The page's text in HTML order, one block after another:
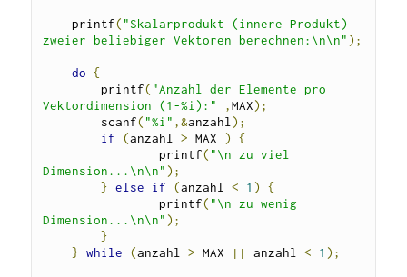
    printf
( "Skalarprodukt (innere Produkt)
zweier beliebiger Vektoren berechnen:\n\n" );
do {
    	printf
( "Anzahl der Elemente pro
Vektordimension (1-%i):"
,MAX);
        scanf
( "%i" ,&anzahl);
if
(anzahl > MAX )
{
        	printf
( "\n zu viel
Dimension...\n\n" );
} else if (anzahl < 1 )
{
        	printf
( "\n zu wenig
Dimension...\n\n" );
}
} while (anzahl > MAX || anzahl < 1 );